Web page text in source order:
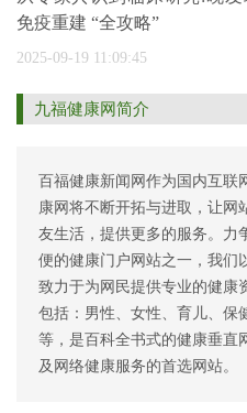
免疫重建 “全攻略”
2025-09-19 11:09:45
九福健康网简介
百福健康新闻网作为国内互联
康网将不断开拓与进取，让网
友生活，提供更多的服务。力
便的健康门户网站之一，我们
致力于为网民提供专业的健康
包括：男性、女性、育儿、保
等，是百科全书式的健康垂直
及网络健康服务的首选网站。